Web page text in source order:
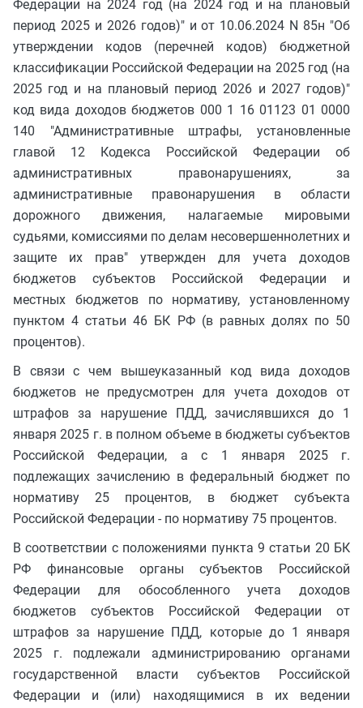
Федерации на 2024 год (на 2024 год и на плановый
период 2025 и 2026 годов)" и от 10.06.2024 N 85н "Об
утверждении кодов (перечней кодов) бюджетной
классификации Российской Федерации на 2025 год (на
2025 год и на плановый период 2026 и 2027 годов)"
код вида доходов бюджетов 000 1 16 01123 01 0000
140 "Административные штрафы, установленные
главой 12 Кодекса Российской Федерации об
административных правонарушениях, за
административные правонарушения в области
дорожного движения, налагаемые мировыми
судьями, комиссиями по делам несовершеннолетних и
защите их прав" утвержден для учета доходов
бюджетов субъектов Российской Федерации и
местных бюджетов по нормативу, установленному
пунктом 4 статьи 46 БК РФ (в равных долях по 50
процентов).
В связи с чем вышеуказанный код вида доходов
бюджетов не предусмотрен для учета доходов от
штрафов за нарушение ПДД, зачислявшихся до 1
января 2025 г. в полном объеме в бюджеты субъектов
Российской Федерации, а с 1 января 2025 г.
подлежащих зачислению в федеральный бюджет по
нормативу 25 процентов, в бюджет субъекта
Российской Федерации - по нормативу 75 процентов.
В соответствии с положениями пункта 9 статьи 20 БК
РФ финансовые органы субъектов Российской
Федерации для обособленного учета доходов
бюджетов субъектов Российской Федерации от
штрафов за нарушение ПДД, которые до 1 января
2025 г. подлежали администрированию органами
государственной власти субъектов Российской
Федерации и (или) находящимися в их ведении